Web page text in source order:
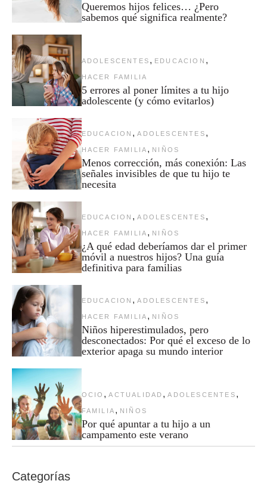
Queremos hijos felices… ¿Pero
sabemos qué significa realmente?
ADOLESCENTES , EDUCACION ,
HACER FAMILIA
5 errores al poner límites a tu hijo
adolescente (y cómo evitarlos)
EDUCACION , ADOLESCENTES ,
HACER FAMILIA , NIÑOS
Menos corrección, más conexión: Las
señales invisibles de que tu hijo te
necesita
EDUCACION , ADOLESCENTES ,
HACER FAMILIA , NIÑOS
¿A qué edad deberíamos dar el primer
móvil a nuestros hijos? Una guía
definitiva para familias
EDUCACION , ADOLESCENTES ,
HACER FAMILIA , NIÑOS
Niños hiperestimulados, pero
desconectados: Por qué el exceso de lo
exterior apaga su mundo interior
OCIO , ACTUALIDAD , ADOLESCENTES ,
FAMILIA , NIÑOS
Por qué apuntar a tu hijo a un
campamento este verano
Categorías